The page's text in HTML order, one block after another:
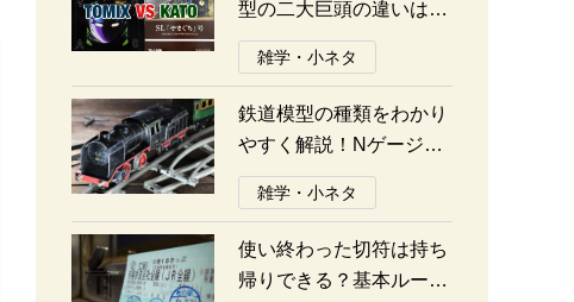
型の二大巨頭の違いは何
か？あなたはどっち派？
雑学・小ネタ
鉄道模型の種類をわかり
やすく解説！Nゲージ、
Oゲージ、Zゲージなど
の違いについて
雑学・小ネタ
使い終わった切符は持ち
帰りできる？基本ルール